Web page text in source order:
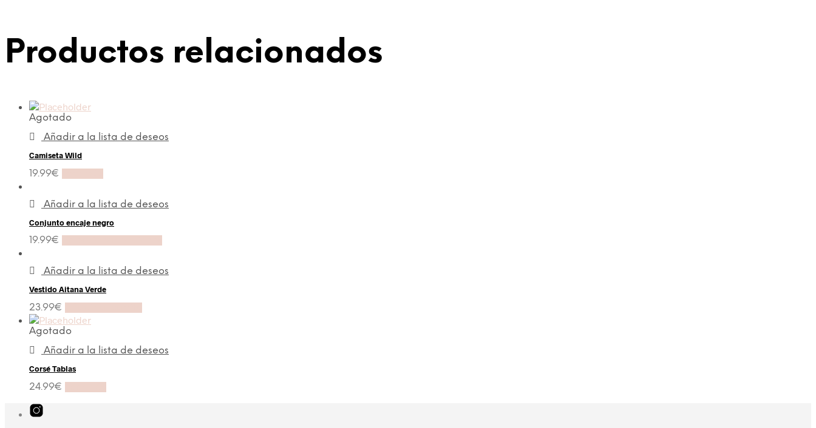
Productos relacionados
Agotado
Añadir a la lista de deseos
Camiseta Wild
19.99€
Añadir a la lista de deseos
Conjunto encaje negro
19.99€
Añadir a la lista de deseos
Vestido Aitana Verde
23.99€
Agotado
Añadir a la lista de deseos
Corsé Tablas
24.99€